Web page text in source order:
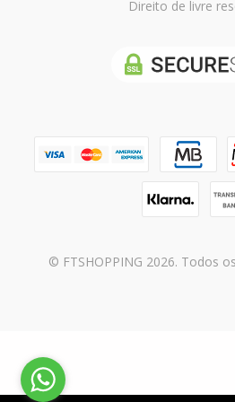
Direito de livre
© FTSHOPPING 2026. Todos